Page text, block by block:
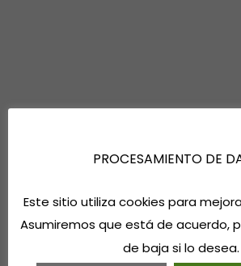
PROCESAMIENTO DE
Este sitio utiliza cookies para
Asumiremos que está de acuerdo,
de baja si lo desea.